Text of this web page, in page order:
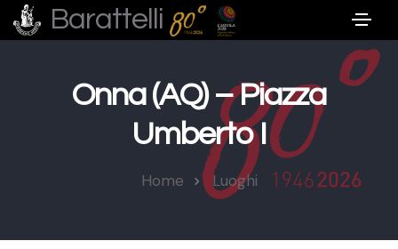
Barattelli
Onna (AQ) – Piazza
Umberto I
Home Luoghi